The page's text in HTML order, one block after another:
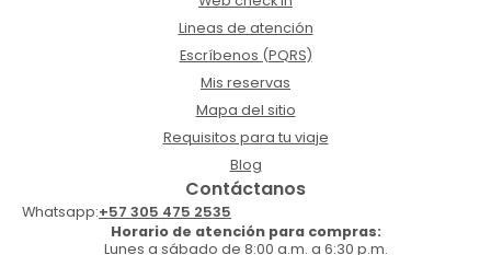
Lineas de atención
Escríbenos (PQRS)
Mis reservas
Mapa del sitio
Requisitos para tu viaje
Blog
Contáctanos
Whatsapp:+57 305 475 2535
Horario de atención para compras:
Lunes a sábado de 8:00 a.m. a 6:30 p.m.